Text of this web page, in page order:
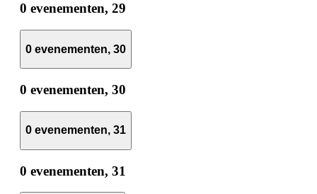
0 evenementen, 29
0 evenementen, 30
0 evenementen, 30
0 evenementen, 31
0 evenementen, 31